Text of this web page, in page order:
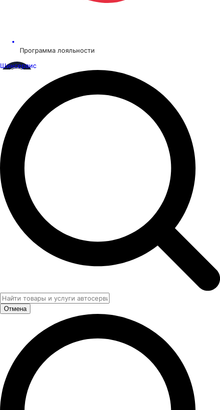
Программа лояльности
Шинсервис
Отмена